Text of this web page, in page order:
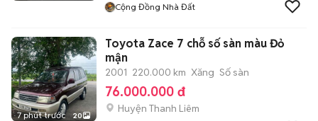
Cộng Đồng Nhà Đất
7 phút trước 20
Toyota Zace 7 chỗ số sàn màu Đỏ
mận
2001 220.000 km Xăng Số sàn
76.000.000 đ
Huyện Thanh Liêm